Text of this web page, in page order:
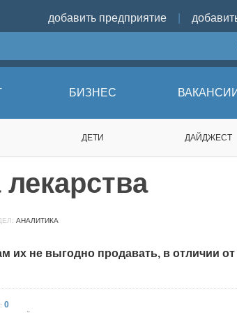
добавить предприятие
БИЗНЕС ВАКАНСИИ
ДЕТИ ДАЙДЖЕСТ
АНАЛИТИКА
их не выгодно продавать, в отличии от
0